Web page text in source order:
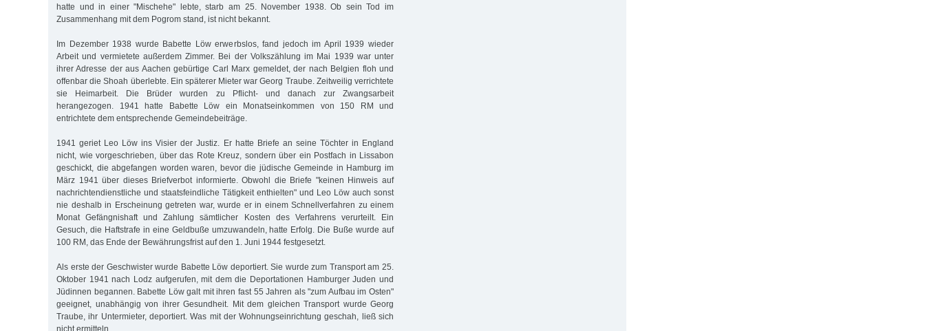
hatte und in einer "Mischehe" lebte, starb am 25. November 1938. Ob sein Tod im
Zusammenhang mit dem Pogrom stand, ist nicht bekannt.
Im Dezember 1938 wurde Babette Löw erwerbslos, fand jedoch im April 1939 wieder
Arbeit und vermietete außerdem Zimmer. Bei der Volkszählung im Mai 1939 war unter
ihrer Adresse der aus Aachen gebürtige Carl Marx gemeldet, der nach Belgien floh und
offenbar die Shoah überlebte. Ein späterer Mieter war Georg Traube. Zeitweilig verrichtete
sie Heimarbeit. Die Brüder wurden zu Pflicht- und danach zur Zwangsarbeit
herangezogen. 1941 hatte Babette Löw ein Monatseinkommen von 150 RM und
entrichtete dem entsprechende Gemeindebeiträge.
1941 geriet Leo Löw ins Visier der Justiz. Er hatte Briefe an seine Töchter in England
nicht, wie vorgeschrieben, über das Rote Kreuz, sondern über ein Postfach in Lissabon
geschickt, die abgefangen worden waren, bevor die jüdische Gemeinde in Hamburg im
März 1941 über dieses Briefverbot informierte. Obwohl die Briefe "keinen Hinweis auf
nachrichtendienstliche und staatsfeindliche Tätigkeit enthielten" und Leo Löw auch sonst
nie deshalb in Erscheinung getreten war, wurde er in einem Schnellverfahren zu einem
Monat Gefängnishaft und Zahlung sämtlicher Kosten des Verfahrens verurteilt. Ein
Gesuch, die Haftstrafe in eine Geldbuße umzuwandeln, hatte Erfolg. Die Buße wurde auf
100 RM, das Ende der Bewährungsfrist auf den 1. Juni 1944 festgesetzt.
Als erste der Geschwister wurde Babette Löw deportiert. Sie wurde zum Transport am 25.
Oktober 1941 nach Lodz aufgerufen, mit dem die Deportationen Hamburger Juden und
Jüdinnen begannen. Babette Löw galt mit ihren fast 55 Jahren als "zum Aufbau im Osten"
geeignet, unabhängig von ihrer Gesundheit. Mit dem gleichen Transport wurde Georg
Traube, ihr Untermieter, deportiert. Was mit der Wohnungseinrichtung geschah, ließ sich
nicht ermitteln.